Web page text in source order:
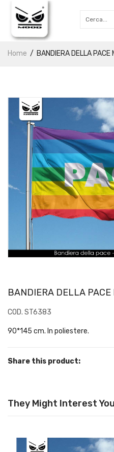
Home BANDIERA DELLA
BANDIERA DELLA
COD. ST6383
90*145 cm. In poliestere.
Share this product:
They Might Interest You